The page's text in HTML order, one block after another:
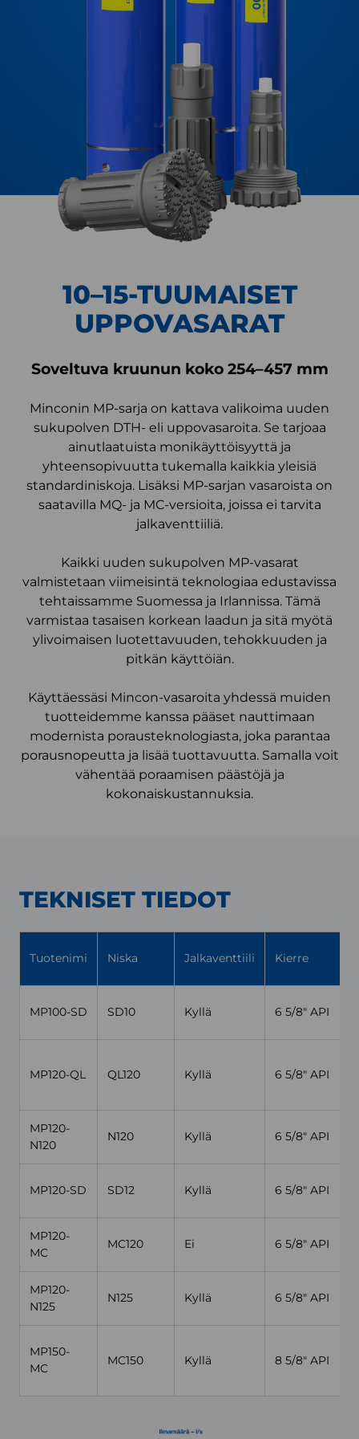
10–15-TUUMAISET
UPPOVASARAT
Soveltuva kruunun koko 254–457 mm
Minconin MP-sarja on kattava valikoima uuden
sukupolven DTH- eli uppovasaroita. Se tarjoaa
ainutlaatuista monikäyttöisyyttä ja
yhteensopivuutta tukemalla kaikkia yleisiä
standardiniskoja. Lisäksi MP-sarjan vasaroista on
saatavilla MQ- ja MC-versioita, joissa ei tarvita
jalkaventtiiliä.
Kaikki uuden sukupolven MP-vasarat
valmistetaan viimeisintä teknologiaa edustavissa
tehtaissamme Suomessa ja Irlannissa. Tämä
varmistaa tasaisen korkean laadun ja sitä myötä
ylivoimaisen luotettavuuden, tehokkuuden ja
pitkän käyttöiän.
Käyttäessäsi Mincon-vasaroita yhdessä muiden
tuotteidemme kanssa pääset nauttimaan
modernista porausteknologiasta, joka parantaa
porausnopeutta ja lisää tuottavuutta. Samalla voit
vähentää poraamisen päästöjä ja
kokonaiskustannuksia.
TEKNISET TIEDOT
Tuotenimi Niska Jalkaventtiili Kierre
MP100-SD SD10 Kyllä 6 5/8″ API
MP120-QL QL120 Kyllä 6 5/8″ API
MP120-
N120
N120 Kyllä 6 5/8″ API
MP120-SD SD12 Kyllä 6 5/8″ API
MP120-
MC
MC120 Ei 6 5/8″ API
MP120-
N125
N125 Kyllä 6 5/8″ API
MP150-
MC
MC150 Kyllä 8 5/8″ API